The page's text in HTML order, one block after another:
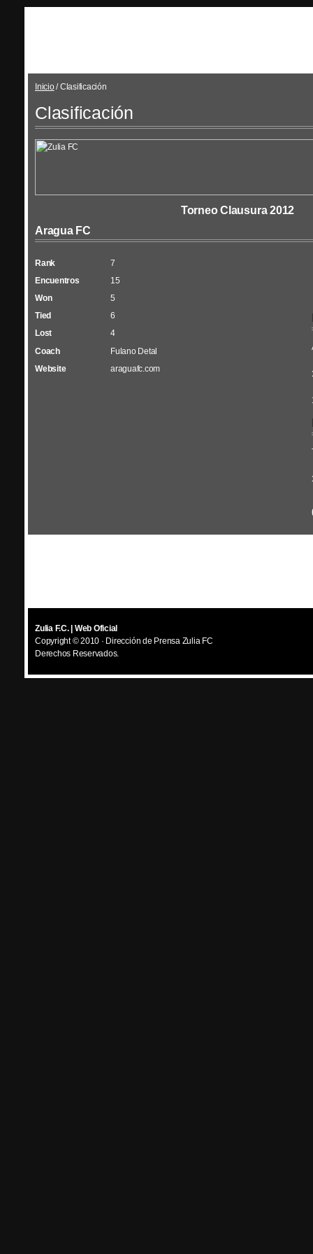
Inicio/ Clasificación
Clasificación
Torneo Clausura 2012
Aragua FC
Rank
7
Encuentros
15
Won
5
Tied
6
Lost
4
Coach
Fulano Detal
Website
araguafc.com
Zulia F.C. | Web Oficial
Copyright © 2010 · Dirección de Prensa Zulia FC
Derechos Reservados.